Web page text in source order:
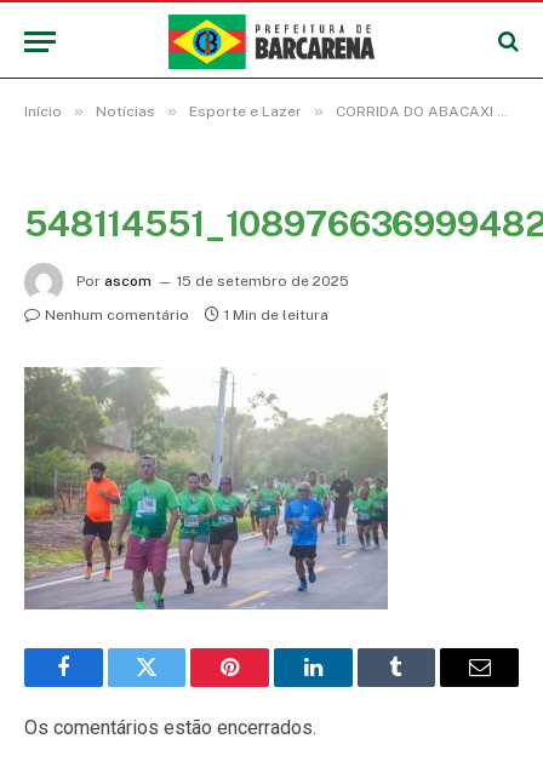
Início » Notícias » Esporte e Lazer » CORRIDA DO ABACAXI MOVIMENTA FESTIVAL E PREMIA VENCEDORES EM DIVERSAS CATEGORIAS
Por ascom
15 de setembro de 2025
Nenhum comentário
1 Min de leitura
FacebookTwitter Pinterest LinkedInTumblr
E-
Os comentários estão encerrados.